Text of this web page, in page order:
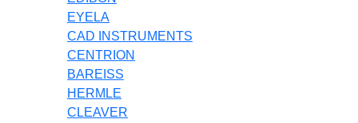
EYELA
CAD INSTRUMENTS
CENTRION
BAREISS
HERMLE
CLEAVER